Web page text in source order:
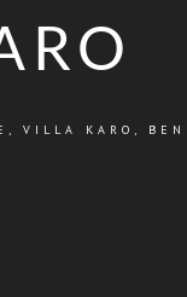
, VILLA KARO,